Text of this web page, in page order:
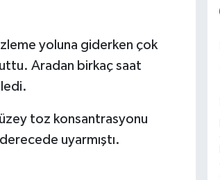
yoluna giderken çok
Aradan birkaç saat
toz konsantrasyonu
uyarmıştı.